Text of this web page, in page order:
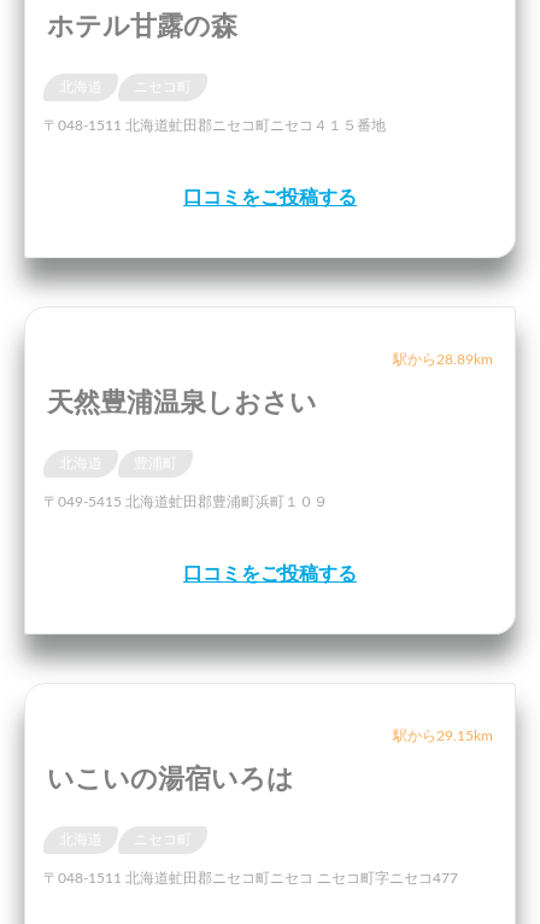
ホテル甘露の森
〒048-1511 北海道虻田郡ニセコ町ニセコ４１５番地
口コミをご投稿する
駅から28.89km
天然豊浦温泉しおさい
〒049-5415 北海道虻田郡豊浦町浜町１０９
口コミをご投稿する
駅から29.15km
いこいの湯宿いろは
〒048-1511 北海道虻田郡ニセコ町ニセコ ニセコ町字ニセコ477